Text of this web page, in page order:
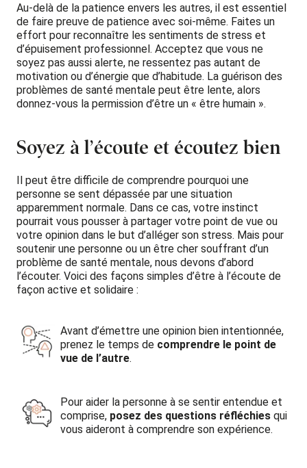
Au-delà de la patience envers les autres, il est essentiel
de faire preuve de patience avec soi-même. Faites un
effort pour reconnaître les sentiments de stress et
d’épuisement professionnel. Acceptez que vous ne
soyez pas aussi alerte, ne ressentez pas autant de
motivation ou d’énergie que d’habitude. La guérison des
problèmes de santé mentale peut être lente, alors
donnez-vous la permission d’être un « être humain ».
Soyez à l’écoute et écoutez bien
Il peut être difficile de comprendre pourquoi une
personne se sent dépassée par une situation
apparemment normale. Dans ce cas, votre instinct
pourrait vous pousser à partager votre point de vue ou
votre opinion dans le but d’alléger son stress. Mais pour
soutenir une personne ou un être cher souffrant d’un
problème de santé mentale, nous devons d’abord
l’écouter. Voici des façons simples d’être à l’écoute de
façon active et solidaire :
Avant d’émettre une opinion bien intentionnée,
prenez le temps de comprendre le point de
vue de l’autre.
Pour aider la personne à se sentir entendue et
comprise, posez des questions réfléchies qui
vous aideront à comprendre son expérience.